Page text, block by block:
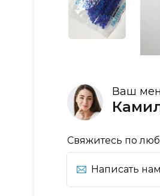
Ваш
Свяжитесь по
Написать нам